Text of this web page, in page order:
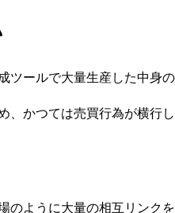
ツールで大量生産した中身
、かつては売買行為が横行
のように大量の相互リンク